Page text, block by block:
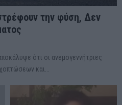
την φύση, Δεν
ότι οι ανεμογεννήτριες
και...